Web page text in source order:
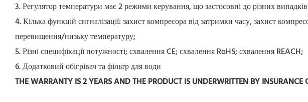
3. Регулятор температури має 2 режими керування, що застосовні до різних
4. Кілька функцій сигналізації: захист компресора від затримки часу, захист
перевищення/низьку температуру;
5. Різні специфікації потужності; схвалення CE; схвалення RoHS; схвалення REACH;
6. Додатковий обігрівач та фільтр для води
THE WARRANTY IS 2 YEARS AND THE PRODUCT IS UNDERWRITTEN BY